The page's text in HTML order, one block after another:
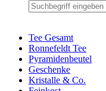
Tee Gesamt
Ronnefeldt Tee
Pyramidenbeutel
Geschenke
Kristalle & Co.